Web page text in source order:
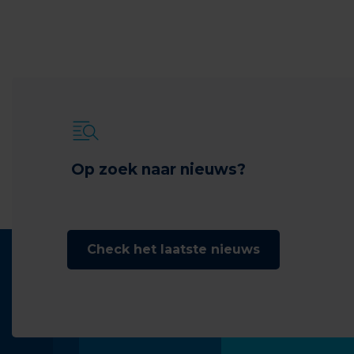
Op zoek naar nieuws?
Check het laatste nieuws